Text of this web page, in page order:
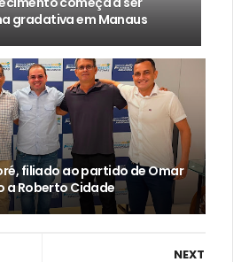
gradativa em Manaus
filiado ao partido de Omar
a Roberto Cidade
NEXT